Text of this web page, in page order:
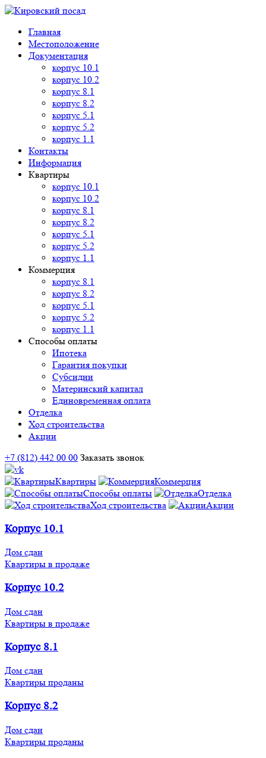
Главная
Местоположение
Документация
корпус 10.1
корпус 10.2
корпус 8.1
корпус 8.2
корпус 5.1
корпус 5.2
корпус 1.1
Контакты
Информация
Квартиры
корпус 10.1
корпус 10.2
корпус 8.1
корпус 8.2
корпус 5.1
корпус 5.2
корпус 1.1
Коммерция
корпус 8.1
корпус 8.2
корпус 5.1
корпус 5.2
корпус 1.1
Способы оплаты
Ипотека
Гарантия покупки
Субсидии
Материнский капитал
Единовременная оплата
Отделка
Ход строительства
Акции
+7 (812) 442 00 00 Заказать звонок
Квартиры
Коммерция
Способы оплаты
Отделка
Ход строительства
Акции
Корпус 10.1
Дом сдан
Квартиры в продаже
Корпус 10.2
Дом сдан
Квартиры в продаже
Корпус 8.1
Дом сдан
Квартиры проданы
Корпус 8.2
Дом сдан
Квартиры проданы